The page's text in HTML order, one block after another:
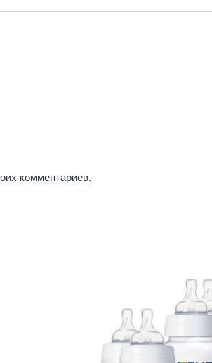
комментариев.